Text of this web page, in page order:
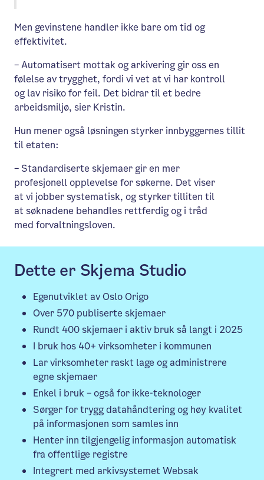
Men gevinstene handler ikke bare om tid og
effektivitet.
– Automatisert mottak og arkivering gir oss en
følelse av trygghet, fordi vi vet at vi har kontroll
og lav risiko for feil. Det bidrar til et bedre
arbeidsmiljø, sier Kristin.
Hun mener også løsningen styrker innbyggernes tillit
til etaten:
– Standardiserte skjemaer gir en mer
profesjonell opplevelse for søkerne. Det viser
at vi jobber systematisk, og styrker tilliten til
at søknadene behandles rettferdig og i tråd
med forvaltningsloven.
Dette er Skjema Studio
Egenutviklet av Oslo Origo
Over 570 publiserte skjemaer
Rundt 400 skjemaer i aktiv bruk så langt i 2025
I bruk hos 40+ virksomheter i kommunen
Lar virksomheter raskt lage og administrere
egne skjemaer
Enkel i bruk – også for ikke-teknologer
Sørger for trygg datahåndtering og høy kvalitet
på informasjonen som samles inn
Henter inn tilgjengelig informasjon automatisk
fra offentlige registre
Integrert med arkivsystemet Websak